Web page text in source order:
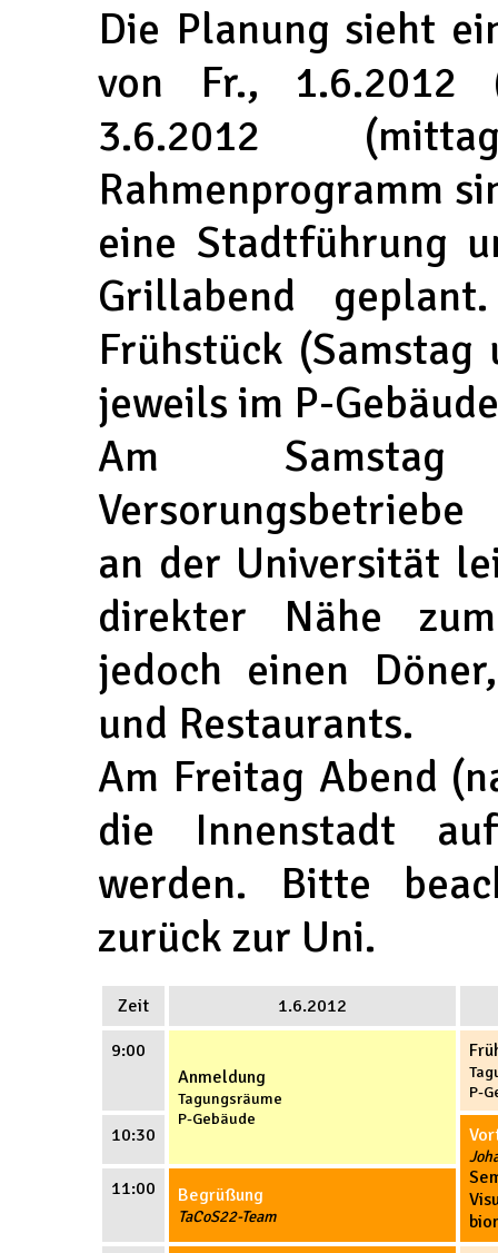
Die Planung sieht
von Fr.,
3.6.2012
Rahmenprogramm
eine Stadtführung
Grillabend
Frühstück
jeweils im P-
Am
an der Universität
direkter Nähe
jedoch einen
und Restaurants.
Am Freitag Abend
die Innenstadt
werden. Bitte
zurück zur Uni.
Zeit
1.6.2012
9:00
Anmeldung
Tagungsräume
P-Gebäude
P-
10:30
11:00 Begrüßung
TaCoS22-Team